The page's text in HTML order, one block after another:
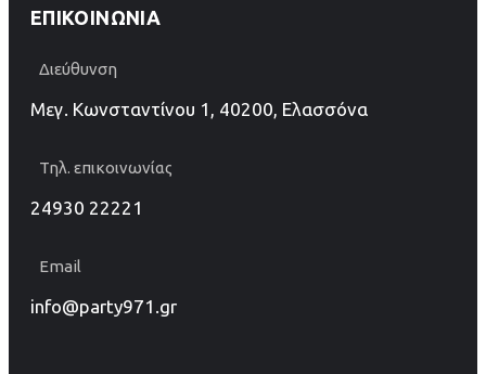
ΕΠΙΚΟΙΝΩΝΊΑ
Διεύθυνση
Μεγ. Κωνσταντίνου 1, 40200, Ελασσόνα
Τηλ. επικοινωνίας
24930 22221
Email
info@party971.gr